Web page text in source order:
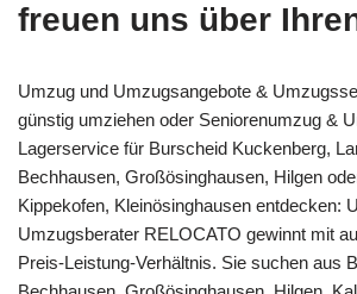
freuen uns über
Umzug und Umzugsangebote &
günstig umziehen oder Seniorenumzug &
Lagerservice für Burscheid Kuckenberg,
Bechhausen, Großösinghausen, Hilgen
Kippekofen, Kleinösinghausen entdecken:
Umzugsberater RELOCATO gewinnt mit
Preis-Leistung-Verhältnis. Sie suchen aus